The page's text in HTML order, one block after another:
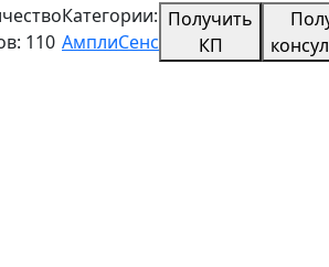
110
Категории:
АмплиСенс
Получить
КП